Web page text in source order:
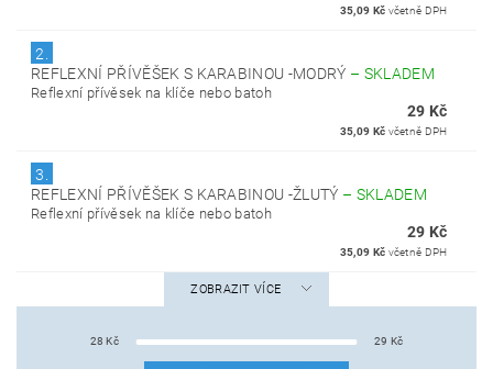
35,09 Kč včetně DPH
2.
REFLEXNÍ PŘÍVĚŠEK S KARABINOU -MODRÝ – SKLADEM
Reflexní přívěsek na klíče nebo batoh
29 Kč
35,09 Kč včetně DPH
3.
REFLEXNÍ PŘÍVĚŠEK S KARABINOU -ŽLUTÝ – SKLADEM
Reflexní přívěsek na klíče nebo batoh
29 Kč
35,09 Kč včetně DPH
ZOBRAZIT VÍCE
28 Kč 29 Kč